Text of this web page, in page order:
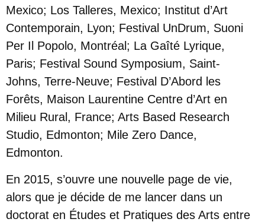
Mexico; Los Talleres, Mexico; Institut d’Art
Contemporain, Lyon; Festival UnDrum, Suoni
Per Il Popolo, Montréal; La Gaîté Lyrique,
Paris; Festival Sound Symposium, Saint-
Johns, Terre-Neuve; Festival D’Abord les
Forêts, Maison Laurentine Centre d’Art en
Milieu Rural, France; Arts Based Research
Studio, Edmonton; Mile Zero Dance,
Edmonton.
En 2015, s’ouvre une nouvelle page de vie,
alors que je décide de me lancer dans un
doctorat en Études et Pratiques des Arts entre